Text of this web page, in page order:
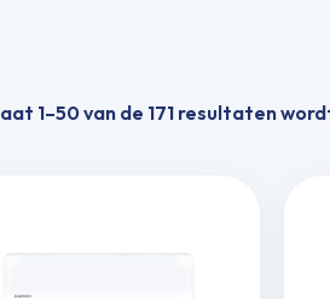
1–50 van de 171 resultaten